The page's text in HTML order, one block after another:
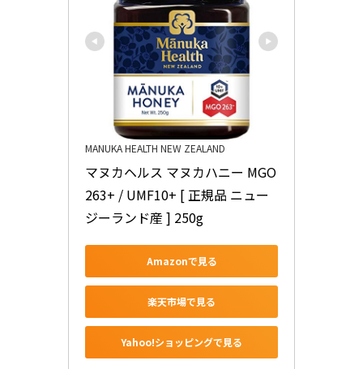
MANUKA HEALTH NEW ZEALAND
マヌカヘルス マヌカハニー MGO
263+ / UMF10+ [ 正規品 ニュー
ジーランド産 ] 250g
Amazonで見る
楽天市場で見る
Yahoo!ショッピングで見る